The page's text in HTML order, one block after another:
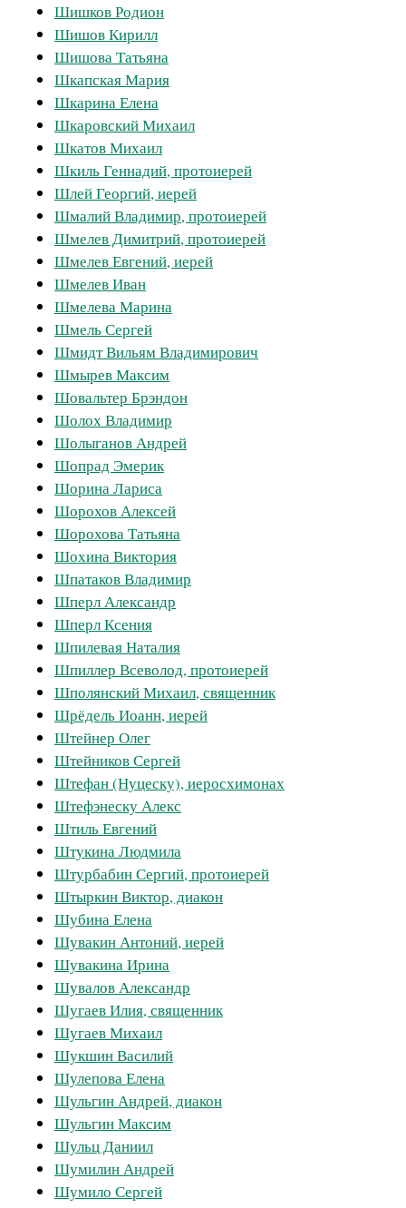
Шишков Родион
Шишов Кирилл
Шишова Татьяна
Шкапская Мария
Шкарина Елена
Шкаровский Михаил
Шкатов Михаил
Шкиль Геннадий, протоиерей
Шлей Георгий, иерей
Шмалий Владимир, протоиерей
Шмелев Димитрий, протоиерей
Шмелев Евгений, иерей
Шмелев Иван
Шмелева Марина
Шмель Сергей
Шмидт Вильям Владимирович
Шмырев Максим
Шовальтер Брэндон
Шолох Владимир
Шолыганов Андрей
Шопрад Эмерик
Шорина Лариса
Шорохов Алексей
Шорохова Татьяна
Шохина Виктория
Шпатаков Владимир
Шперл Александр
Шперл Ксения
Шпилевая Наталия
Шпиллер Всеволод, протоиерей
Шполянский Михаил, священник
Шрёдель Иоанн, иерей
Штейнер Олег
Штейников Сергей
Штефан (Нуцеску), иеросхимонах
Штефэнеску Алекс
Штиль Евгений
Штукина Людмила
Штурбабин Сергий, протоиерей
Штыркин Виктор, диакон
Шубина Елена
Шувакин Антоний, иерей
Шувакина Ирина
Шувалов Александр
Шугаев Илия, священник
Шугаев Михаил
Шукшин Василий
Шулепова Елена
Шульгин Андрей, диакон
Шульгин Максим
Шульц Даниил
Шумилин Андрей
Шумило Сергей